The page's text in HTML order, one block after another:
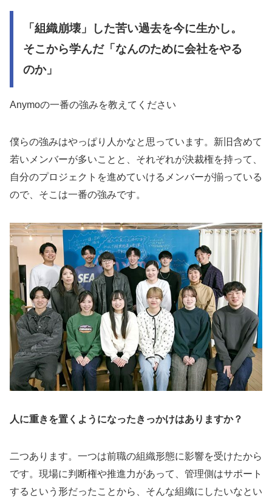
「組織崩壊」した苦い過去を今に生かし。
そこから学んだ「なんのために会社をやる
のか」
Anymoの一番の強みを教えてください
僕らの強みはやっぱり人かなと思っています。新旧含めて
若いメンバーが多いことと、それぞれが決裁権を持って、
自分のプロジェクトを進めていけるメンバーが揃っている
ので、そこは一番の強みです。
人に重きを置くようになったきっかけはありますか？
二つあります。一つは前職の組織形態に影響を受けたから
です。現場に判断権や推進力があって、管理側はサポート
するという形だったことから、そんな組織にしたいなとい